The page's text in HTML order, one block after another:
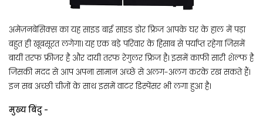
अमेज़नबेसिक्स का यह साइड बाई साइड डोर फ्रिज आपके घर के हाल में पड़ा
बहुत ही खूबसूरत लगेगा। यह एक बड़े परिवार के हिसाब से पर्याप्त रहेगा जिसमें
बायीं तरफ फ्रीजर है और दायी तरफ रेगुलर फ्रिज है। इसमें काफी सारी शेल्फ है
जिसकी मदद से आप अपना सामान अच्छे से अलग-अलग करके रख सकते हैं।
इन सब अच्छी चीज़ों के साथ इसमें वाटर डिस्पेंसर भी लगा हुआ है।
मुख्य बिंदु -